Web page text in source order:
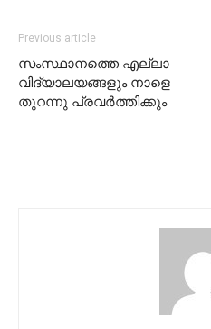
Previous article
സംസ്ഥാനത്തെ എല്ലാ
വിദ്യാലയങ്ങളും നാളെ
തുറന്നു പ്രവര്‍ത്തിക്കും